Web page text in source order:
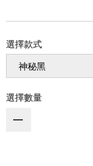
選擇款式
選擇數量